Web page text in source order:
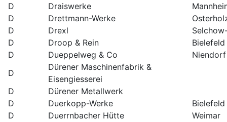
D
Draiswerke
D
Drettmann-Werke
D
Drexl
D
Droop & Rein
Bielefeld
D
Dueppelweg & Co
Niendorf
D
Dürener Maschinenfabrik &
Eisengiesserei
D
Dürener Metallwerk
D
Duerkopp-Werke
Bielefeld
D
Duerrnbacher Hütte
Weimar